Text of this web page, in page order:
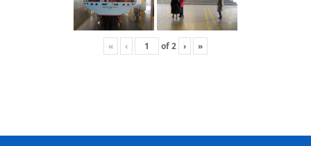
« ‹ of2 › »